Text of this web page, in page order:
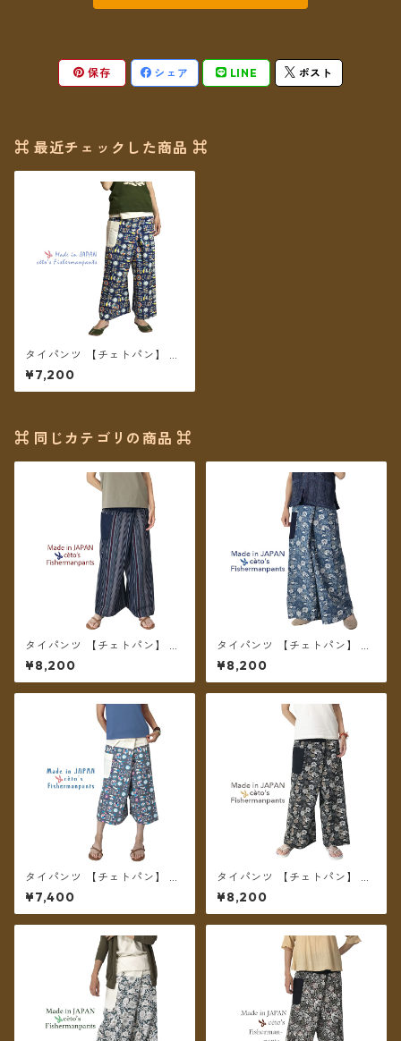
保存 シェア LINE ポスト
⌘ 最近チェックした商品 ⌘
タイパンツ 【チェトパン】 Fi
shermanpants-014 ＊メール
便送料無料＊
¥7,200
⌘ 同じカテゴリの商品 ⌘
タイパンツ 【チェトパン】 Fi
shermanpants-051 ＊メール
便送料無料＊
¥8,200
タイパンツ 【チェトパン】 Fi
shermanpants-054 ＊メー
ル便送料無料＊
¥8,200
タイパンツ 【チェトパン】 Fi
shermanpants-050 ＊メー
ル便送料無料＊
¥7,400
タイパンツ 【チェトパン】 Fi
shermanpants-053 ＊メール
便送料無料＊
¥8,200